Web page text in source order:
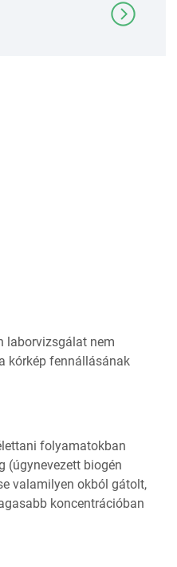
laborvizsgálat nem
kórkép fennállásának
folyamatokban
(úgynevezett biogén
valamilyen okból gátolt,
koncentrációban